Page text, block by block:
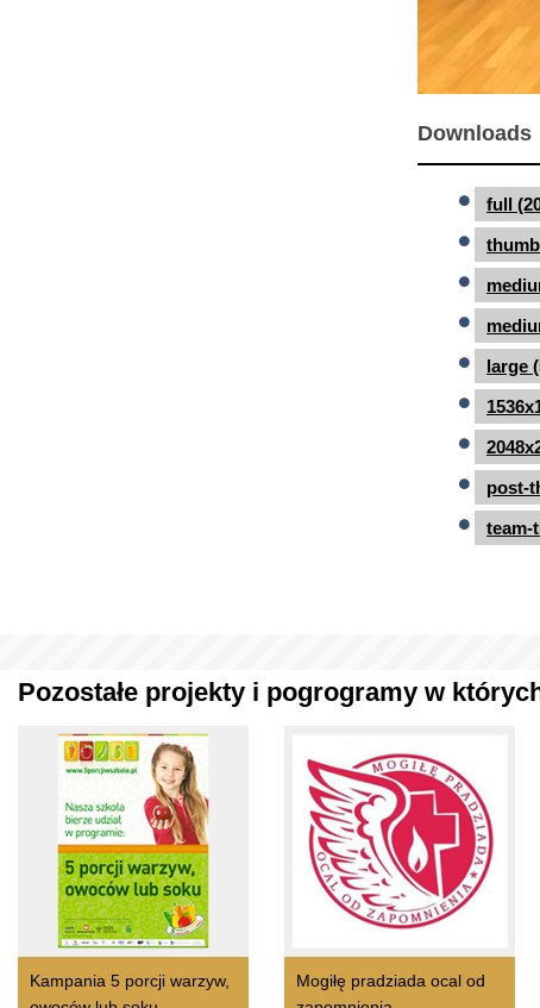
Downloads
full
large
post-
team-
Pozostałe projekty i pogrogramy w
Kampania 5 porcji warzyw,
Mogiłę pradziada ocal od